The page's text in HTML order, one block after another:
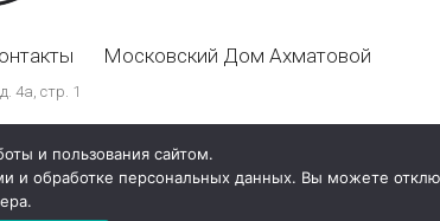
Московский Дом Ахматовой
4а, стр. 1
и пользования сайтом.
и обработке персональных данных. Вы можете